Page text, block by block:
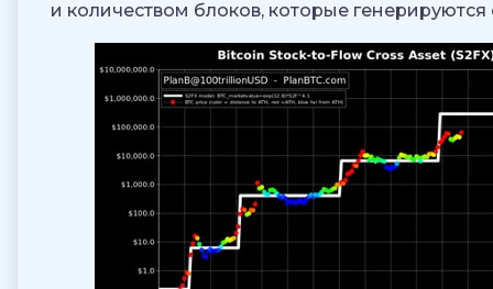
и количеством блоков, которые